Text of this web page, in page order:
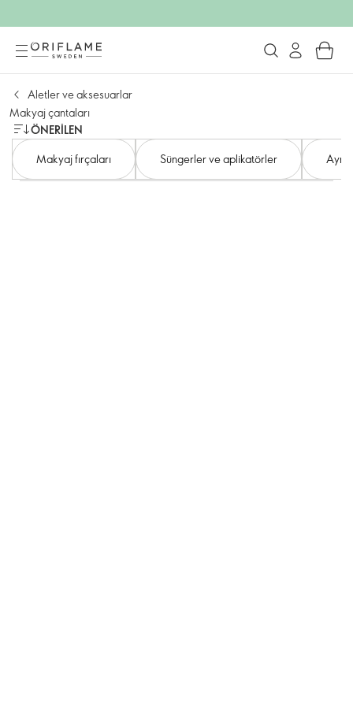
Aletler ve aksesuarlar
Makyaj çantaları​
ÖNERILEN
Makyaj fırçaları
Süngerler ve aplikatörler